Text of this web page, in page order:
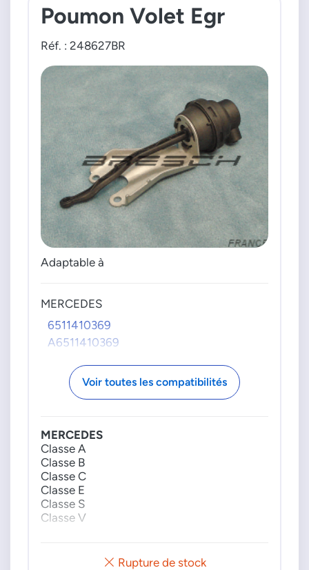
Poumon Volet Egr
Réf. : 248627BR
Adaptable à
MERCEDES
6511410369
A6511410369
Voir toutes les compatibilités
Rupture de stock
MERCEDES
Classe A
Classe B
Classe C
Classe E
Classe S
Classe V